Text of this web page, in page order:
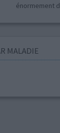
énormement
MALADIE